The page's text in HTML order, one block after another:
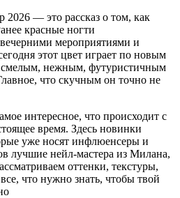
— это рассказ о том, как
красные ногти
мероприятиями и
этот цвет играет по новым
нежным, футуристичным
что скучным он точно не
интересное, что происходит с
время. Здесь новинки
уже носят инфлюенсеры и
лучшие нейл-мастера из Милана,
оттенки, текстуры,
что нужно знать, чтобы твой